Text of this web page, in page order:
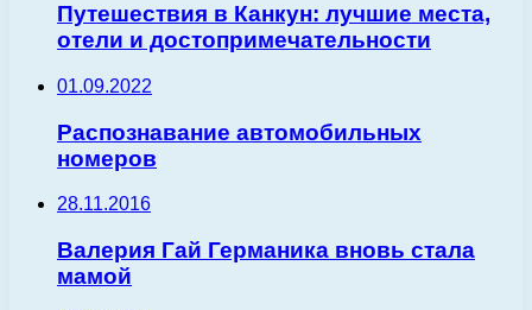
Путешествия в Канкун: лучшие места,
отели и достопримечательности
01.09.2022
Распознавание автомобильных
номеров
28.11.2016
Валерия Гай Германика вновь стала
мамой